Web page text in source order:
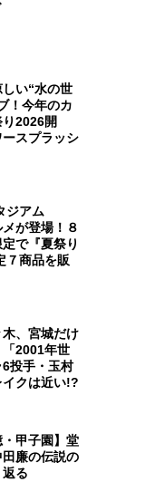
い“水の世
！今年のカ
2026開
スプラッシ
ジアム
が登場！８
で『夏祭り
７商品を販
、宮城だけ
「2001年世
投手・玉村
クは近い!?
・甲子園】堂
廉の伝説の
る